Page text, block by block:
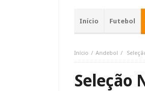
Início Futebol
Início Andebol
Seleção